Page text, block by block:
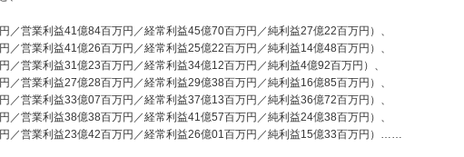
営業利益41億84百万円／経常利益45億70百万円／純利益27億22百万円）、
営業利益41億26百万円／経常利益25億22百万円／純利益14億48百万円）、
営業利益31億23百万円／経常利益34億12百万円／純利益4億92百万円）、
営業利益27億28百万円／経常利益29億38百万円／純利益16億85百万円）、
営業利益33億07百万円／経常利益37億13百万円／純利益36億72百万円）、
営業利益38億38百万円／経常利益41億57百万円／純利益24億38百万円）、
営業利益23億42百万円／経常利益26億01百万円／純利益15億33百万円）……